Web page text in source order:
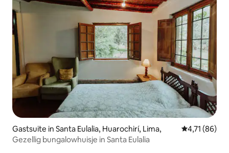
Gastsuite in Santa Eulalia, Huarochirí, Lima, Gemiddelde
4,71 (86)
Gezellig bungalowhuisje in Santa Eulalia